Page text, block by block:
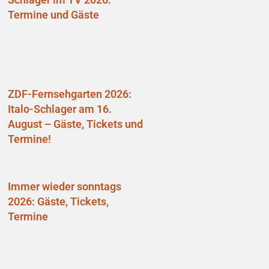
Termine und Gäste
ZDF-Fernsehgarten 2026:
Italo-Schlager am 16.
August – Gäste, Tickets und
Termine!
Immer wieder sonntags
2026: Gäste, Tickets,
Termine